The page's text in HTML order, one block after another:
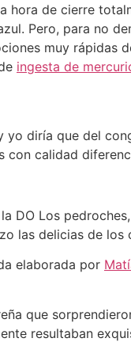
hora de cierre
Pero, para no
muy rápidas
ingesta de
yo diría que del
calidad
DO Los
las delicias de los
elaborada por
que
resultaban